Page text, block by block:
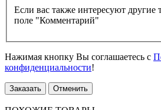
Если вас также интересуют другие
поле "Комментарий"
Нажимая кнопку Вы соглашаетесь с
конфиденциальности!
Заказать Отменить